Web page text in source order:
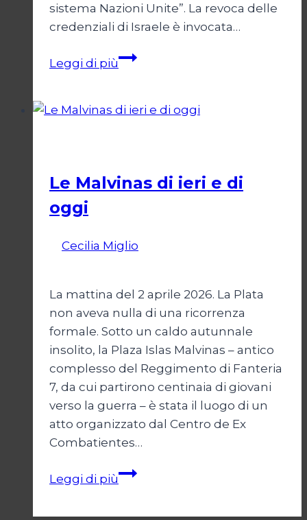
sistema Nazioni Unite”. La revoca delle
credenziali di Israele è invocata…
Leggi di piùOnu
Israele
Le Malvinas di ieri e di
oggi
Cecilia Miglio
La mattina del 2 aprile 2026. La Plata
non aveva nulla di una ricorrenza
formale. Sotto un caldo autunnale
insolito, la Plaza Islas Malvinas – antico
complesso del Reggimento di Fanteria
7, da cui partirono centinaia di giovani
verso la guerra – è stata il luogo di un
atto organizzato dal Centro de Ex
Combatientes…
Leggi di piùLe